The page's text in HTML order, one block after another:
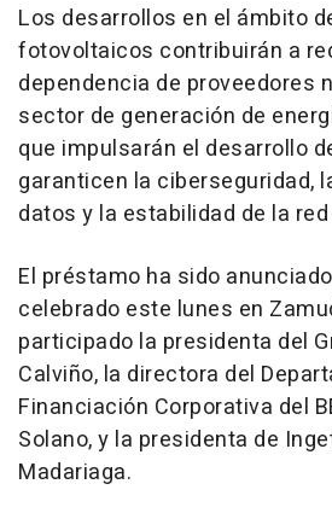
Los desarrollos en el ámbito
fotovoltaicos contribuirán a
dependencia de proveedores
sector de generación de
que impulsarán el desarrollo
garanticen la ciberseguridad,
datos y la estabilidad de la
El préstamo ha sido
celebrado este lunes en
participado la presidenta del
Calviño, la directora del
Financiación Corporativa del
Solano, y la presidenta de
Madariaga.